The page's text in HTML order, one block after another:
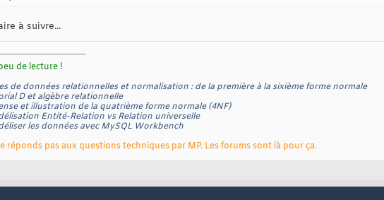
à suivre...
de lecture !
de données relationnelles et normalisation : de la première à la sixième forme normale
D et algèbre relationnelle
et illustration de la quatrième forme normale (4NF)
Entité-Relation vs Relation universelle
les données avec MySQL Workbench
réponds pas aux questions techniques par MP. Les forums sont là pour ça.